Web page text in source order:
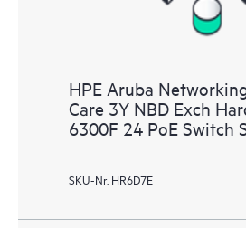
HPE Aruba
Care 3Y NBD Exch
6300F 24 PoE Switch
SKU-Nr. HR6D7E